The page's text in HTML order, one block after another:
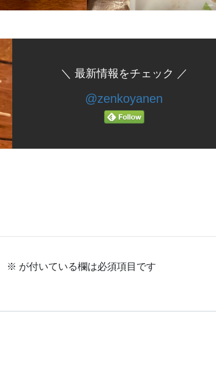
＼ 最新情報をチェック ／
@zenkoyanen
※ が付いている欄は必須項目です